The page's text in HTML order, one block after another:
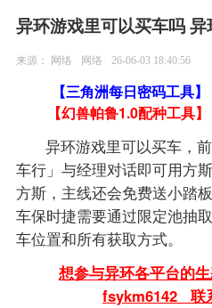
异环游戏里可以买车吗
来源： 网络 网络 26-06-03 18:40:56
【三角洲每日密码工具】
【幻兽帕鲁1.0配种工具】
异环游戏里可以买车，
车行」与经理对话即可用方
方斯，主线还会免费送小踏
车保时捷需要通过限定池抽
车位置和所有获取方式。
想参与异环各平台的
fsykm6142 联